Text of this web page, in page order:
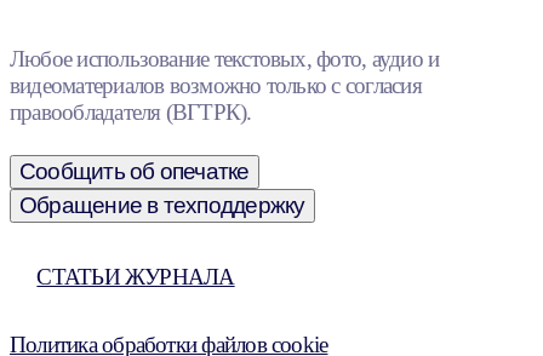
Любое использование текстовых, фото, аудио и
видеоматериалов возможно только с согласия
правообладателя (ВГТРК).
Сообщить об опечатке
Обращение в техподдержку
СТАТЬИ ЖУРНАЛА
Политика обработки файлов cookie